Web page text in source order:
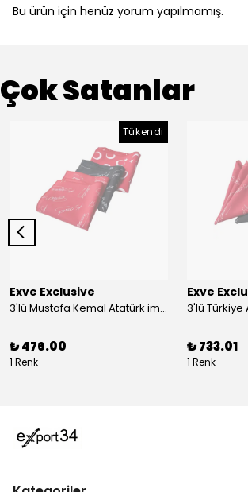
Bu ürün için henüz yorum yapılmamış.
Çok Satanlar
Tükendi
Exve Exclusive
3'lü Mustafa Kemal Atatürk imzalı ve Türkiye Ay Yıldız Bayraklı Kadın Fular Seti
₺ 476.00
1 Renk
Exve
₺ 733.01
1 Renk